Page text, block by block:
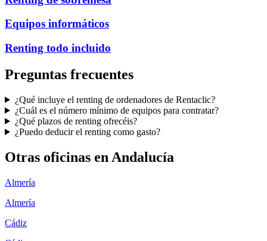
Equipos informáticos
Renting todo incluido
Preguntas frecuentes
¿Qué incluye el renting de ordenadores de Rentaclic?
¿Cuál es el número mínimo de equipos para contratar?
¿Qué plazos de renting ofrecéis?
¿Puedo deducir el renting como gasto?
Otras oficinas en Andalucía
Almería
Almería
Cádiz